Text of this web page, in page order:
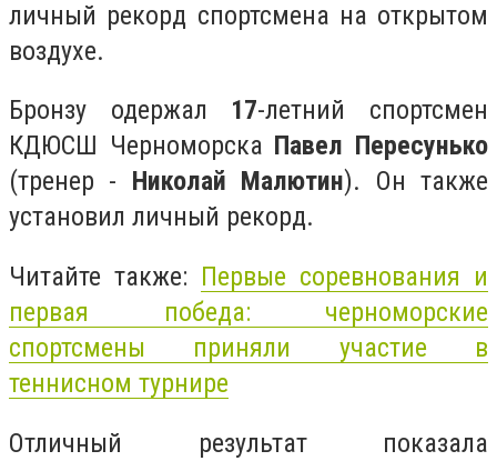
личный рекорд спортсмена на открытом
воздухе.
Бронзу одержал 17-летний спортсмен
КДЮСШ Черноморска Павел Пересунько
(тренер - Николай Малютин). Он также
установил личный рекорд.
Читайте также: Первые соревнования и
первая победа: черноморские
спортсмены приняли участие в
теннисном турнире
Отличный результат показала